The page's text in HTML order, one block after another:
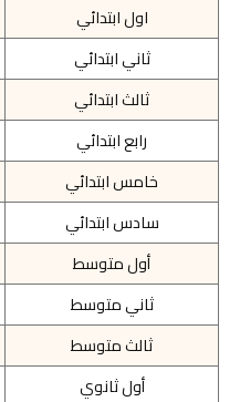
اول ابتدائي
ثاني ابتدائي
ثالث ابتدائي
رابع ابتدائي
خامس ابتدائي
سادس ابتدائي
أول متوسط
ثاني متوسط
ثالث متوسط
أول ثانوي